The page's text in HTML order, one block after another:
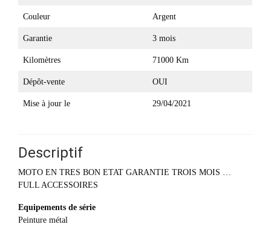
Couleur Argent
Garantie 3 mois
Kilomètres 71000 Km
Dépôt-vente OUI
Mise à jour le 29/04/2021
Descriptif
MOTO EN TRES BON ETAT GARANTIE TROIS MOIS …
FULL ACCESSOIRES
Equipements de série
Peinture métal